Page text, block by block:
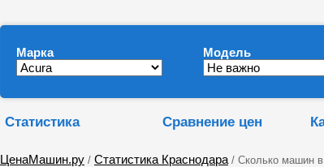
Марка Модель
Статистика Сравнение цен
ЦенаМашин.ру / Статистика Краснодара/ Сколько машин